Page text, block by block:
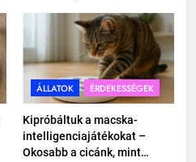
ÁLLATOK ÉRDEKESSÉGEK
Kipróbáltuk a macska-
intelligenciajátékokat –
Okosabb a cicánk, mint